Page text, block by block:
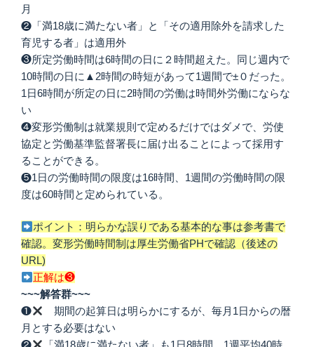
月
❷「満18歳に満たない者」と「その適用除外を請求した
育児する者」は適用外
❸所定労働時間は6時間の日に２時間超えた。同じ週内で
10時間の日に▲2時間の時短があって1週間で±０だった。
1日6時間が所定の日に2時間の労働は時間外労働にならな
い
❹変形労働制は就業規則で定めるだけではダメで、労使
協定と労働基準監督署長に届け出ることによって採用す
ることができる。
❺1日の労働時間の限度は16時間、1週間の労働時間の限
度は60時間と定められている。
ポイント：明らかな誤りである基本的な事は参考書で
確認。変形労働時間制は厚生労働省PHで確認（後述の
URL)
正解は❸
~~~解答群~~~
❶
期間の起算日は明らかにするが、毎月1日からの暦
月とする必要はない